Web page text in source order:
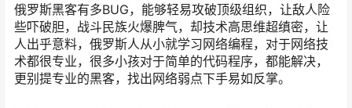
俄罗斯黑客有多BUG，能够轻易攻破顶级组织，让敌人险
些吓破胆，战斗民族火爆脾气，却技术高思维超缜密，让
人出乎意料，俄罗斯人从小就学习网络编程，对于网络技
术都很专业，很多小孩对于简单的代码程序，都能解决，
更别提专业的黑客，找出网络弱点下手易如反掌。